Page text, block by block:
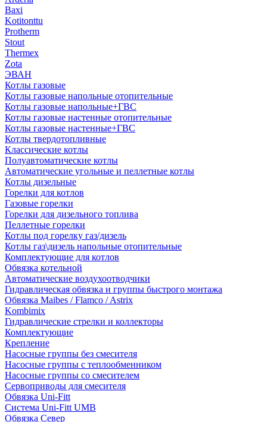
Baxi
Kotitonttu
Protherm
Stout
Thermex
Zota
ЭВАН
Котлы газовые
Котлы газовые напольные отопительные
Котлы газовые напольные+ГВС
Котлы газовые настенные отопительные
Котлы газовые настенные+ГВС
Котлы твердотопливные
Классические котлы
Полуавтоматические котлы
Автоматические угольные и пеллетные котлы
Котлы дизельные
Горелки для котлов
Газовые горелки
Горелки для дизельного топлива
Пеллетные горелки
Котлы под горелку газ/дизель
Котлы газ\дизель напольные отопительные
Комплектующие для котлов
Обвязка котельной
Автоматические воздухоотводчики
Гидравлическая обвязка и группы быстрого монтажа
Обвязка Maibes / Flamco / Astrix
Kombimix
Гидравлические стрелки и коллекторы
Комплектующие
Крепление
Насосные группы без смесителя
Насосные группы с теплообменником
Насосные группы со смесителем
Сервоприводы для смесителя
Обвязка Uni-Fitt
Система Uni-Fitt UMB
Обвязка Север